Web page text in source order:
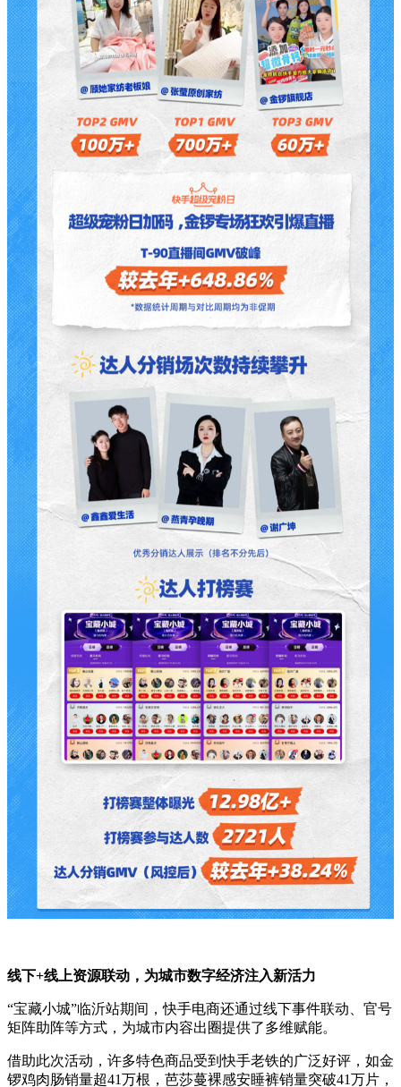
线下+线上资源联动，为城市数字经济注入新活力
“宝藏小城”临沂站期间，快手电商还通过线下事件联动、官号
矩阵助阵等方式，为城市内容出圈提供了多维赋能。
借助此次活动，许多特色商品受到快手老铁的广泛好评，如金
锣鸡肉肠销量超41万根，芭莎蔓裸感安睡裤销量突破41万片，